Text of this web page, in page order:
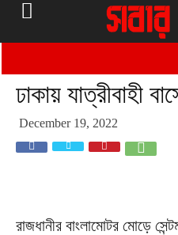
ঢাকায় যাত্রীবাহী
December 19, 2022
রাজধানীর বাংলামোটর মোড়ে